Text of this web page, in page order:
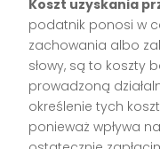
Koszt uzyskania
podatnik ponosi w
zachowania albo
słowy, są to koszty
prowadzoną
określenie tych
ponieważ wpływa